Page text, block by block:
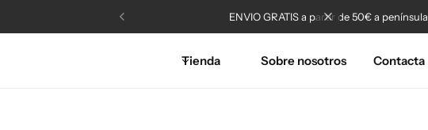
ENVIO GRATIS a partir de 50€ a península
Tienda Sobre nosotros Contacta